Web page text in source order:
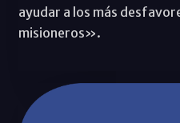
ayudar a los más
misioneros».